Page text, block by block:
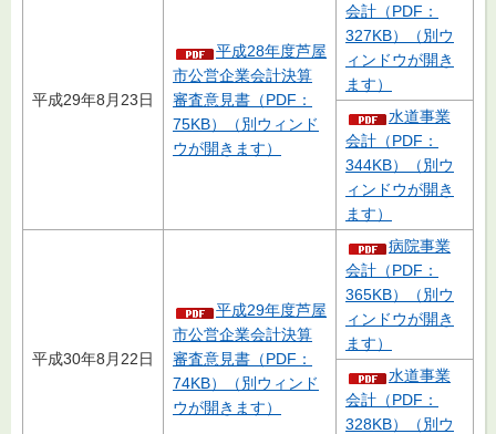
平成29年8月23日
平成28年度芦屋
市公営企業会計決算
審査意見書（PDF：
75KB）（別ウィンド
ウが開きます）
会計（PDF：
327KB）（別ウ
ィンドウが開き
ます）
水道事業
会計（PDF：
344KB）（別ウ
ィンドウが開き
ます）
平成30年8月22日
平成29年度芦屋
市公営企業会計決算
審査意見書（PDF：
74KB）（別ウィンド
ウが開きます）
病院事業
会計（PDF：
365KB）（別ウ
ィンドウが開き
ます）
水道事業
会計（PDF：
328KB）（別ウ